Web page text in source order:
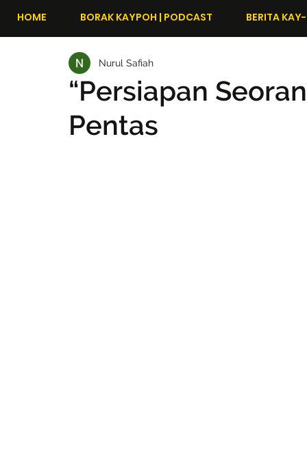
HOME BORAK KAYPOH | PODCAST BERITA
“Persiapan
Pentas
Nurul Safiah